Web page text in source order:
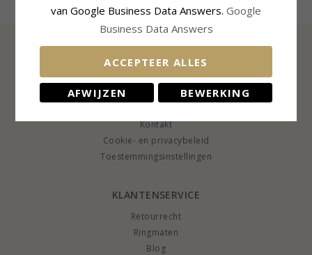
INFORMATIE
Over CHANTI
Kontakt
Cookie- en privacybeleid
Toestemmingsinstellingen
KLANTENSERVICE
Retourrecht
Ringmaten
Blog
van Google Business Data Answers. Google
Business Data Answers
ACCEPTEER ALLES
AFWIJZEN BEWERKING